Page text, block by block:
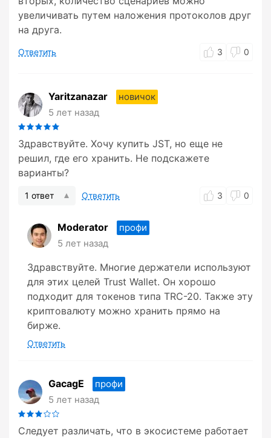
увеличивать путем наложения протоколов друг
на друга.
Ответить 3 0
Yaritzanazar
новичок
5 лет назад
Здравствуйте. Хочу купить JST, но еще не
решил, где его хранить. Не подскажете
варианты?
1 ответ Ответить 3 0
Moderator
профи
5 лет назад
Здравствуйте. Многие держатели используют
для этих целей Trust Wallet. Он хорошо
подходит для токенов типа TRC-20. Также эту
криптовалюту можно хранить прямо на
бирже.
Ответить
GacagE
профи
5 лет назад
Следует различать, что в экосистеме работает